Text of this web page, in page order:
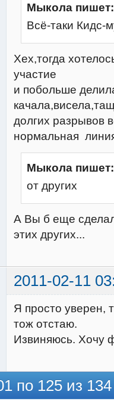
Мыкола пишет:
Всё-таки Кидс-
Хех,тогда
участие
и побольше
долгих разрывов
нормальная
Мыкола пишет:
от других
А Вы б еще
этих других...
2011-02-11
Я просто уверен,
тож отстаю.
Извиняюсь. Хочу
по 125 из 134